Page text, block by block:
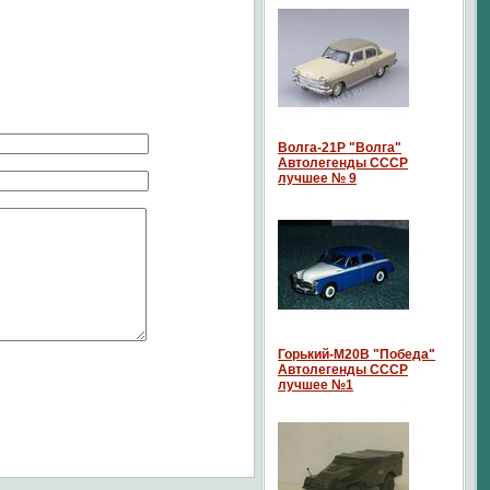
Волга-21P "Волга"
Автолегенды СССР
лучшее № 9
Горький-М20В "Победа"
Автолегенды СССР
лучшее №1